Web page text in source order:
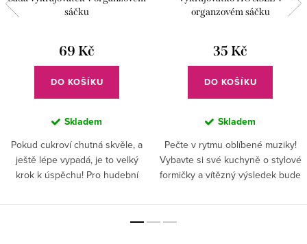
sáčku
69 Kč
DO KOŠÍKU
Skladem
Pokud cukroví chutná skvěle, a
ještě lépe vypadá, je to velký
krok k úspěchu! Pro hudební
Hospodyňky, jděte do toho. . .
organzovém sáčku
35 Kč
DO KOŠÍKU
Skladem
Pečte v rytmu oblíbené muziky!
Vybavte si své kuchyně o stylové
formičky a vítězný výsledek bude